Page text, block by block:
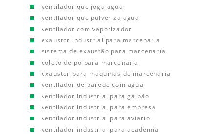
ventilador que joga agua
ventilador que pulveriza agua
ventilador com vaporizador
exaustor industrial para marcenaria
sistema de exaustão para marcenaria
coleto de po para marcenaria
exaustor para maquinas de marcenaria
ventilador de parede com agua
ventilador industrial para galpão
ventilador industrial para empresa
ventilador industrial para aviario
ventilador industrial para academia